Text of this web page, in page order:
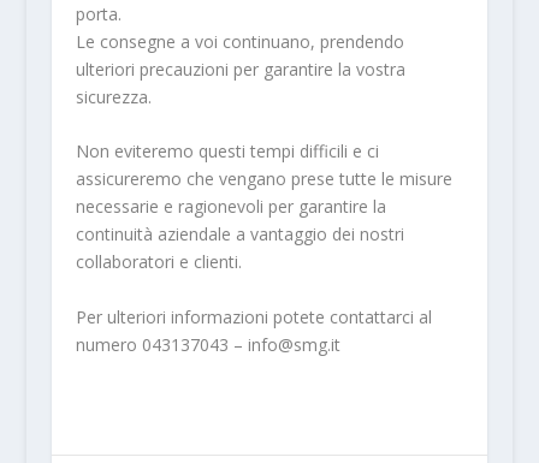
porta.
Le consegne a voi continuano, prendendo
ulteriori precauzioni per garantire la vostra
sicurezza.
Non eviteremo questi tempi difficili e ci
assicureremo che vengano prese tutte le misure
necessarie e ragionevoli per garantire la
continuità aziendale a vantaggio dei nostri
collaboratori e clienti.
Per ulteriori informazioni potete contattarci al
numero 043137043 – info@smg.it